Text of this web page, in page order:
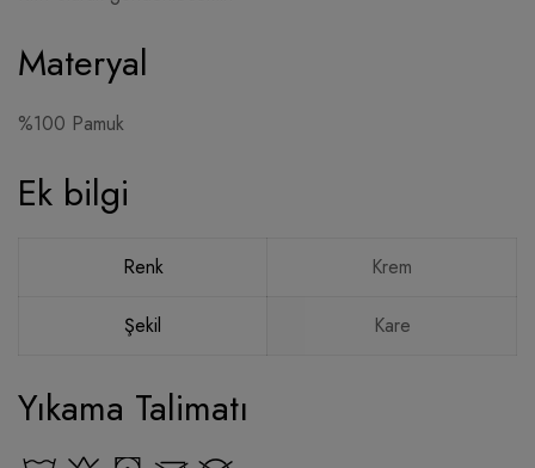
Materyal
%100 Pamuk
Ek bilgi
Renk Krem
Şekil Kare
Yıkama Talimatı